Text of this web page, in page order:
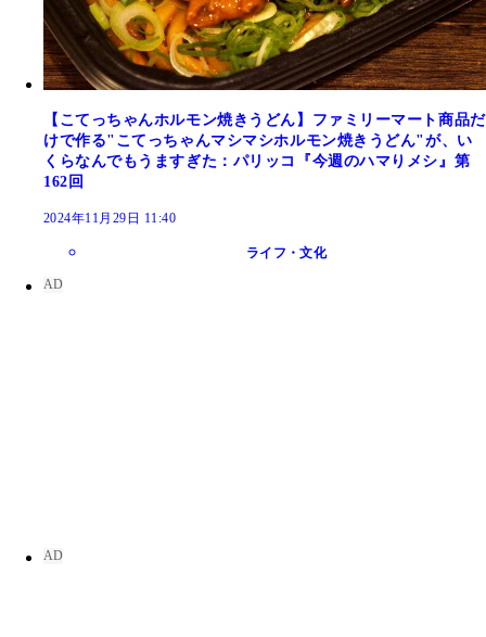
【こてっちゃんホルモン焼きうどん】ファミリーマート商品だ
けで作る"こてっちゃんマシマシホルモン焼きうどん"が、い
くらなんでもうますぎた：パリッコ『今週のハマりメシ』第
162回
2024年11月29日 11:40
ライフ・文化